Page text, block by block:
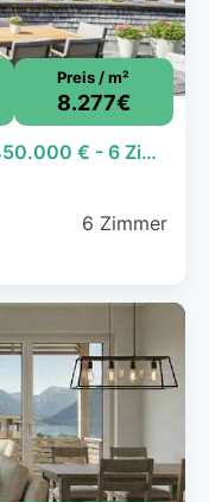
Preis / m²
8.277€
Villa zum Kauf - Achenkirch - 2.450.000 € - 6 Zimmer, 296 m², 1.000 m² Grundstück
6 Zimmer